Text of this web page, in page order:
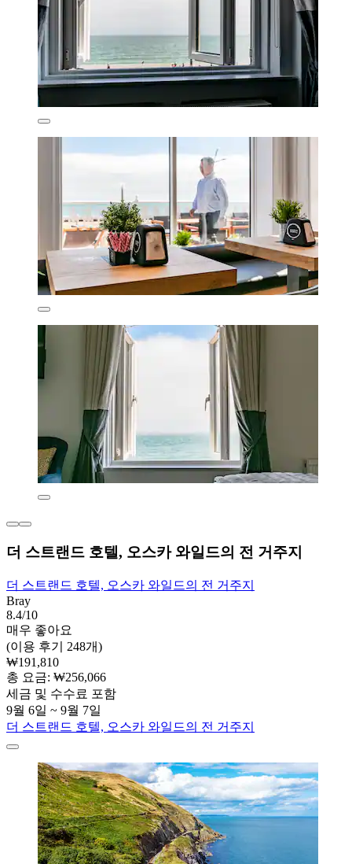
더 스트랜드 호텔, 오스카 와일드의 전 거주지
더 스트랜드 호텔, 오스카 와일드의 전 거주지
Bray
8.4/10
매우 좋아요
(이용 후기 248개)
₩191,810
총 요금: ₩256,066
세금 및 수수료 포함
9월 6일 ~ 9월 7일
더 스트랜드 호텔, 오스카 와일드의 전 거주지